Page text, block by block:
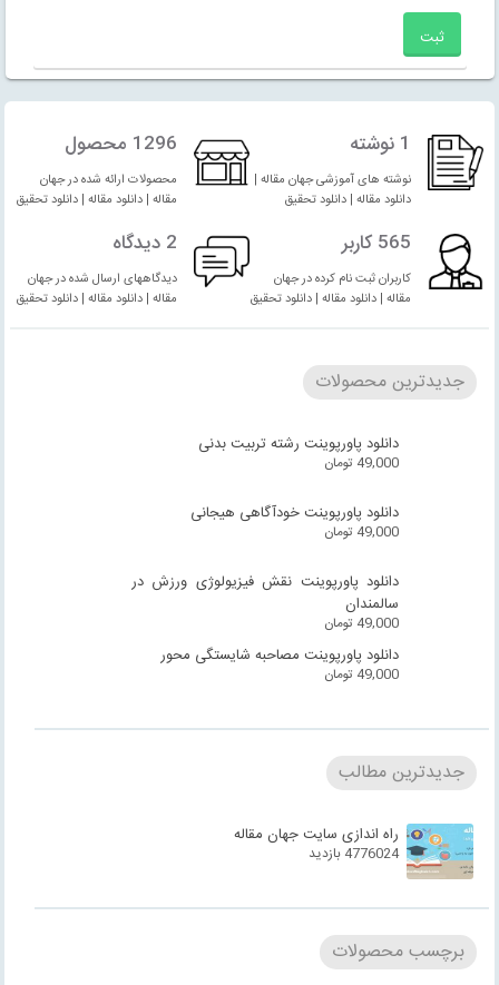
1 نوشته
نوشته های آموزشی جهان مقاله |
دانلود مقاله | دانلود تحقیق
1296 محصول
محصولات ارائه شده در جهان
مقاله | دانلود مقاله | دانلود تحقیق
565 کاربر
کاربران ثبت نام کرده در جهان
مقاله | دانلود مقاله | دانلود تحقیق
2 دیدگاه
دیدگاههای ارسال شده در جهان
مقاله | دانلود مقاله | دانلود تحقیق
جدیدترین محصولات
دانلود پاورپوینت رشته تربیت بدنی
49,000 تومان
دانلود پاورپوینت خودآگاهی هیجانی
49,000 تومان
دانلود پاورپوینت نقش فیزیولوژی ورزش در
سالمندان
49,000 تومان
دانلود پاورپوینت مصاحبه شایستگی محور
49,000 تومان
جدیدترین مطالب
راه اندازی سایت جهان مقاله
4776024 بازدید
برچسب محصولات